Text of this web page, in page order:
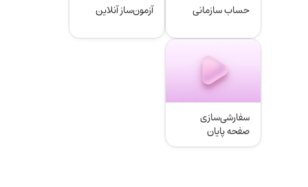
حساب سازمانی آزمون‌ساز آنلاین
سفارشی‌سازی
صفحه پایان